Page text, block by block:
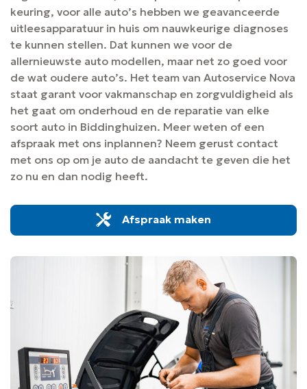
keuring, voor alle auto’s hebben we geavanceerde
uitleesapparatuur in huis om nauwkeurige diagnoses
te kunnen stellen. Dat kunnen we voor de
allernieuwste auto modellen, maar net zo goed voor
de wat oudere auto’s. Het team van Autoservice Nova
staat garant voor vakmanschap en zorgvuldigheid als
het gaat om onderhoud en de reparatie van elke
soort auto in Biddinghuizen. Meer weten of een
afspraak met ons inplannen? Neem gerust contact
met ons op om je auto de aandacht te geven die het
zo nu en dan nodig heeft.
Afspraak maken